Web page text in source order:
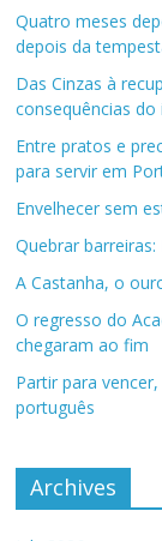
Quatro meses
depois da
Das Cinzas à
consequências
Entre pratos e
para servir em
Envelhecer sem
Quebrar
A Castanha, o
O regresso do
chegaram ao fim
Partir para
português
Archives